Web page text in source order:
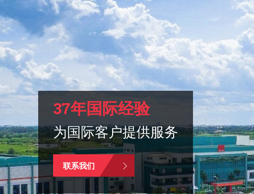
37年国际经验
为国际客户提供服务
联系我们